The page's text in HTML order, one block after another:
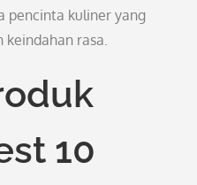
pencinta kuliner yang
keindahan rasa.
10